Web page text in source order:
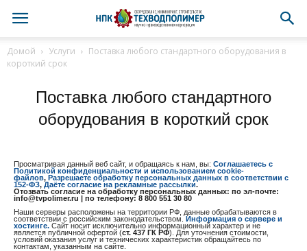
Домой Услуги
Поставка любого стандартного оборудования в
короткий срок
Поставка любого стандартного
оборудования в короткий срок
Просматривая данный веб сайт, и обращаясь к нам, вы: Соглашаетесь с
Политикой конфиденциальности и использованием cookie-
файлов, Разрешаете обработку персональных данных в соответствии с
152-ФЗ, Даёте согласие на рекламные рассылки.
Отозвать согласие на обработку персональных данных: по эл-почте:
info@tvpolimer.ru | по телефону: 8 800 551 30 80
Наши серверы расположены на территории РФ, данные обрабатываются в
соответствии с российским законодательством.Информация о сервере и
хостинге. Сайт носит исключительно информационный характер и не
является публичной офертой (ст. 437 ГК РФ). Для уточнения стоимости,
условий оказания услуг и технических характеристик обращайтесь по
контактам, указанным на сайте.